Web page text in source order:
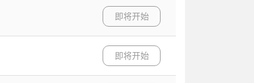
即将开始
即将开始